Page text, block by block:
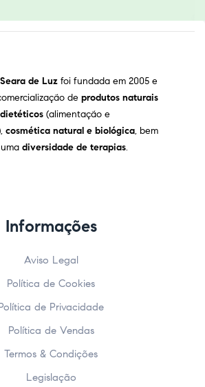
de Luz foi fundada em 2005 e
de produtos naturais
(alimentação e
cosmética natural e biológica, bem
diversidade de terapias.
Informações
Aviso Legal
Política de Cookies
de Privacidade
Política de Vendas
Termos & Condições
Legislação